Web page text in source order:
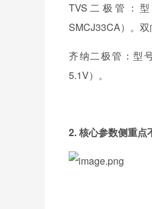
TVS二极管：型
SMCJ33CA）。双
齐纳二极管：型
5.1V）。
2. 核心参数侧重点